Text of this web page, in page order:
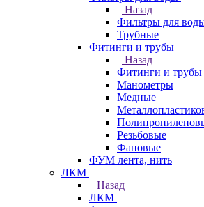
Назад
Фильтры для
Трубные
Фитинги и трубы
Назад
Фитинги и трубы
Манометры
Медные
Резьбовые
Фановые
ФУМ лента, нить
ЛКМ
Назад
ЛКМ